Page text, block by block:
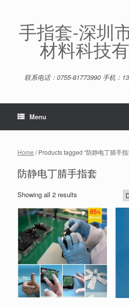
content手指套-深圳
材料科技
联系电话：0755-81773990 手机：
Menu
Home / Products tagged “防静电丁腈手指
防静电丁腈手指套
Showing all 2 results